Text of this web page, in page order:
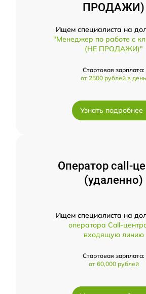
ПРОДАЖИ)
Ищем специалиста на
"Менеджер по работе с
(НЕ ПРОДАЖИ)"
Стартовая зарплата:
от 2500 рублей в день
Узнать подробнее
Оператор call-
(удаленно)
Ищем специалиста на
оператора Call-
входящую линию
Стартовая зарплата:
от 60,000 рублей